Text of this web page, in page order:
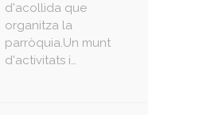
d'acollida que
organitza la
parròquia.Un munt
d'activitats i…